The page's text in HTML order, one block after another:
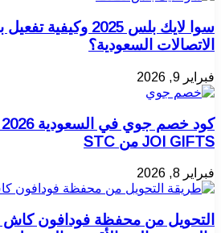
الاتصالات السعودية؟
فبراير 9, 2026
JOI GIFTS من STC
فبراير 8, 2026